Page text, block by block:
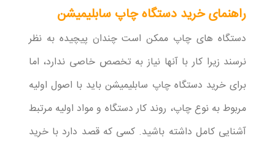
راهنمای خرید دستگاه چاپ سابلیمیشن
دستگاه های چاپ ممکن است چندان پیچیده به نظر
نرسند زیرا کار با آنها نیاز به تخصص خاصی ندارد، اما
برای خرید دستگاه چاپ سابلیمیشن باید با اصول اولیه
مربوط به نوع چاپ، روند کار دستگاه و مواد اولیه مرتبط
آشنایی کامل داشته باشید. کسی که قصد دارد با خرید